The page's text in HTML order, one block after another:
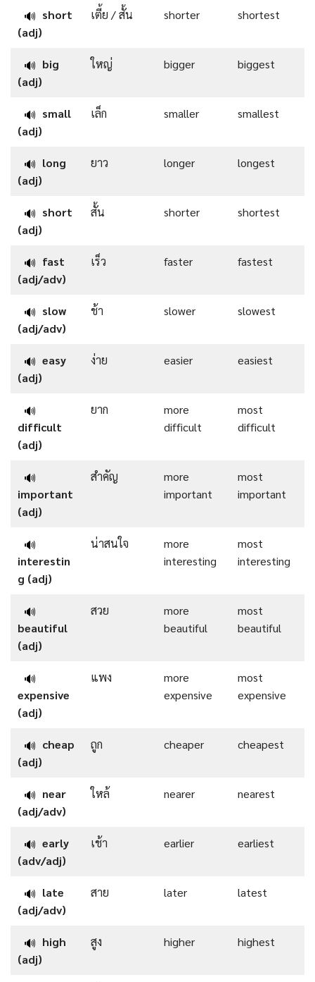
🔊 short
(adj)
เตี้ย / สั้น shorter shortest
🔊 big
(adj)
ใหญ่ bigger biggest
🔊 small
(adj)
เล็ก smaller smallest
🔊 long
(adj)
ยาว longer longest
🔊 short
(adj)
สั้น shorter shortest
🔊 fast
(adj/adv)
เร็ว faster fastest
🔊 slow
(adj/adv)
ช้า slower slowest
🔊 easy
(adj)
ง่าย easier easiest
🔊
difficult
(adj)
ยาก
more
difficult
most
difficult
🔊
important
(adj)
สำคัญ
more
important
most
important
🔊
interestin
g (adj)
น่าสนใจ
more
interesting
most
interesting
🔊
beautiful
(adj)
สวย
more
beautiful
most
beautiful
🔊
expensive
(adj)
แพง
more
expensive
most
expensive
🔊 cheap
(adj)
ถูก cheaper cheapest
🔊 near
(adj/adv)
ใหล้ nearer nearest
🔊 early
(adv/adj)
เช้า earlier earliest
🔊 late
(adj/adv)
สาย later latest
🔊 high
(adj)
สูง higher highest